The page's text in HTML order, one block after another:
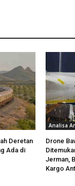
Deretan
Ada di
Analisa
Drone
Jerman,
Kargo